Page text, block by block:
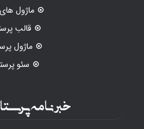
ماژول
قالب
ماژول
سئو
خبرنامه